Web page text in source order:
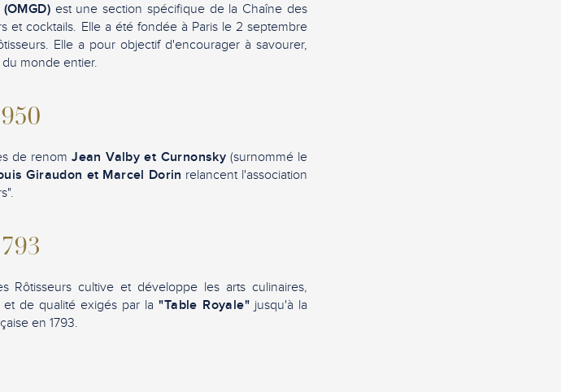
est une section spécifique de la Chaîne des
et cocktails. Elle a été fondée à Paris le 2 septembre
Elle a pour objectif d'encourager à savourer,
monde entier.
de renomJean Valby et Curnonsky (surnommé le
Giraudon et Marcel Dorin relancent l'association
Rôtisseurs cultive et développe les arts culinaires,
et de qualité exigés par la"Table Royale"jusqu'à la
en 1793.